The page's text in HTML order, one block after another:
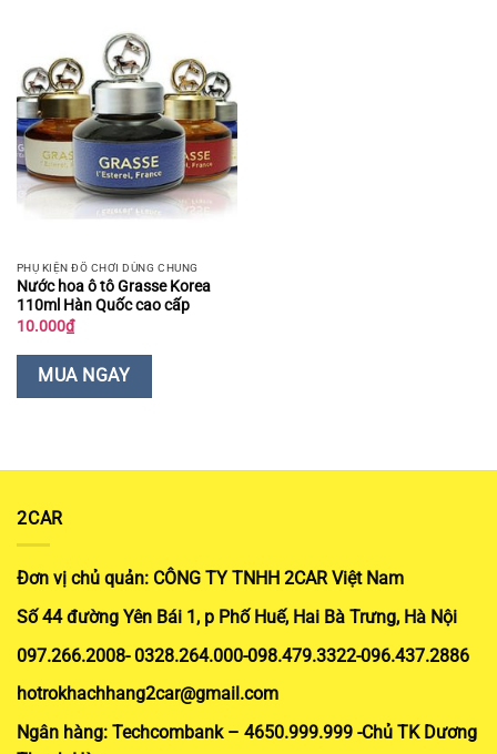
PHỤ KIỆN ĐỒ CHƠI DÙNG CHUNG
Nước hoa ô tô Grasse Korea
110ml Hàn Quốc cao cấp
10.000₫
MUA NGAY
2CAR
Đơn vị chủ quản: CÔNG TY TNHH 2CAR Việt Nam
Số 44 đường Yên Bái 1, p Phố Huế, Hai Bà Trưng, Hà Nội
097.266.2008- 0328.264.000-098.479.3322-096.437.2886
hotrokhachhang2car@gmail.com
Ngân hàng: Techcombank – 4650.999.999 -Chủ TK Dương